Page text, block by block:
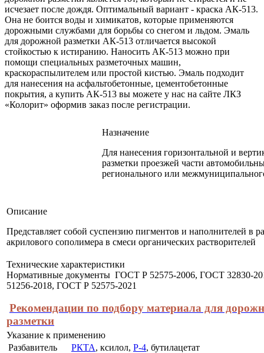
исчезает после дождя. Оптимальный вариант - краска АК-513.
Она не боится воды и химикатов, которые применяются
дорожными службами для борьбы со снегом и льдом. Эмаль
для дорожной разметки АК-513 отличается высокой
стойкостью к истиранию. Наносить АК-513 можно при
помощи специальных разметочных машин,
краскораспылителем или простой кистью. Эмаль подходит
для нанесения на асфальтобетонные, цементобетонные
покрытия, а купить АК-513 вы можете у нас на сайте ЛКЗ
«Колорит» оформив заказ после регистрации.
Назначение
Для нанесения горизонтальной и
разметки проезжей части
регионального или
Описание
Представляет собой суспензию пигментов и наполнителей в
акрилового сополимера в смеси органических растворителей
Технические характеристики
Нормативные документы ГОСТ Р 52575-2006, ГОСТ 32830-
51256-2018, ГОСТ Р 52575-2021
Рекомендации по подбору материала для
разметки
Указание к применению
Разбавитель
РКТА, ксилол, Р-4, бутилацетат